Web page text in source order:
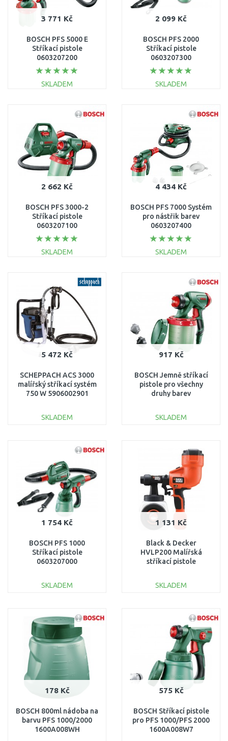
3 771 Kč
BOSCH PFS 5000 E
Stříkací pistole
0603207200
SKLADEM
Porovnat
2 099 Kč
BOSCH PFS 2000
Stříkací pistole
0603207300
SKLADEM
Porovnat
2 662 Kč
BOSCH PFS 3000-2
Stříkací pistole
0603207100
SKLADEM
Porovnat
4 434 Kč
BOSCH PFS 7000 Systém
pro nástřik barev
0603207400
SKLADEM
Porovnat
5 472 Kč
SCHEPPACH ACS 3000
malířský stříkací systém
750 W 5906002901
SKLADEM
917 Kč
BOSCH Jemně stříkací
pistole pro všechny
druhy barev
SKLADEM
Porovnat
1 754 Kč
BOSCH PFS 1000
Stříkací pistole
0603207000
SKLADEM
Porovnat
1 131 Kč
Black & Decker
HVLP200 Malířská
stříkací pistole
SKLADEM
Porovnat
178 Kč
BOSCH 800ml nádoba na
barvu PFS 1000/2000
1600A008WH
575 Kč
BOSCH Stříkací pistole
pro PFS 1000/PFS 2000
1600A008W7